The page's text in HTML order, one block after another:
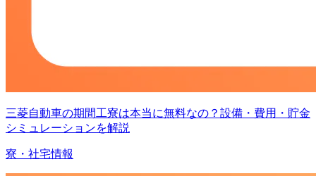
三菱自動車の期間工寮は本当に無料なの？設備・費用・貯金
シミュレーションを解説
寮・社宅情報